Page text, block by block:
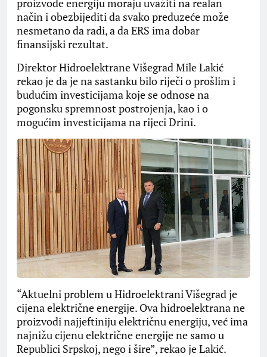
način i obezbijediti da svako preduzeće može
nesmetano da radi, a da ERS ima dobar
finansijski rezultat.
Direktor Hidroelektrane Višegrad Mile Lakić
rekao je da je na sastanku bilo riječi o prošlim i
budućim investicijama koje se odnose na
pogonsku spremnost postrojenja, kao i o
mogućim investicijama na rijeci Drini.
“Aktuelni problem u Hidroelektrani Višegrad je
cijena električne energije. Ova hidroelektrana ne
proizvodi najjeftiniju električnu energiju, već ima
najnižu cijenu električne energije ne samo u
Republici Srpskoj, nego i šire”, rekao je Lakić.